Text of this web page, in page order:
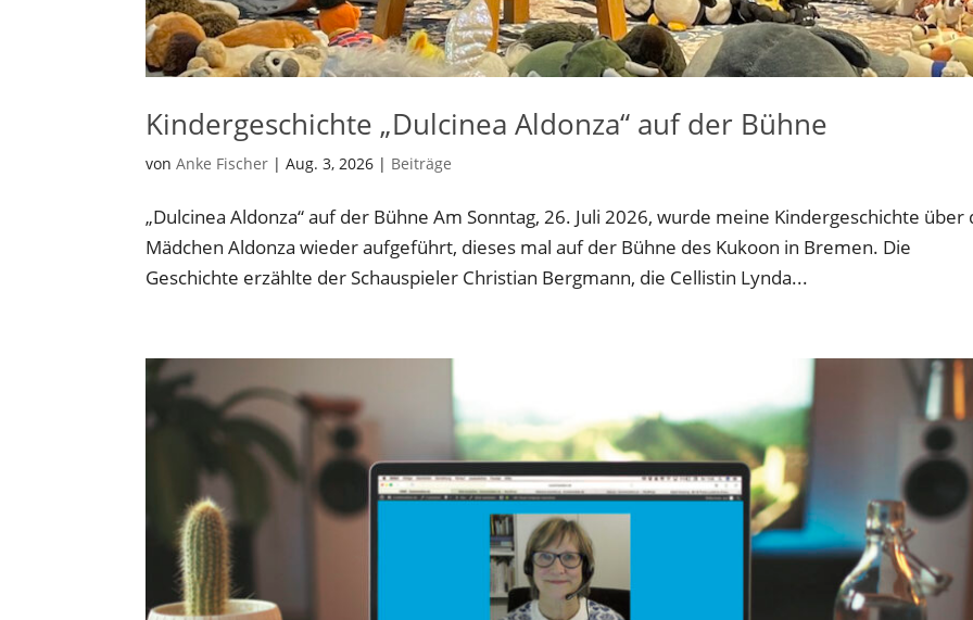
Kindergeschichte „Dulcinea Aldonza“ auf der Bühne
vonAnke Fischer |Aug. 3, 2026 | Beiträge
„Dulcinea Aldonza“ auf der Bühne Am Sonntag, 26. Juli 2026, wurde meine Kindergeschichte über
Mädchen Aldonza wieder aufgeführt, dieses mal auf der Bühne des Kukoon in Bremen. Die
Geschichte erzählte der Schauspieler Christian Bergmann, die Cellistin Lynda...